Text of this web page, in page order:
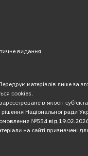
видання
матеріалів лише за
cookies.
в якості
Національної ради
№554 від
на сайті призначені